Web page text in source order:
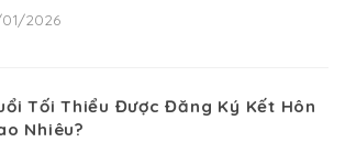
01/2026
Tối Thiểu Được Đăng Ký Kết Hôn
Nhiêu?